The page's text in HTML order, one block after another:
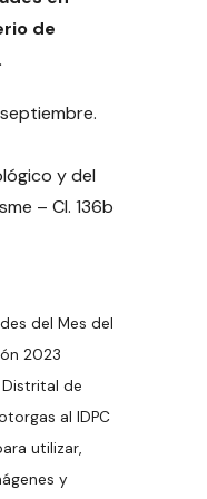
de
y del
– Cl. 136b
del Mes del
2023
de
al IDPC
utilizar,
y